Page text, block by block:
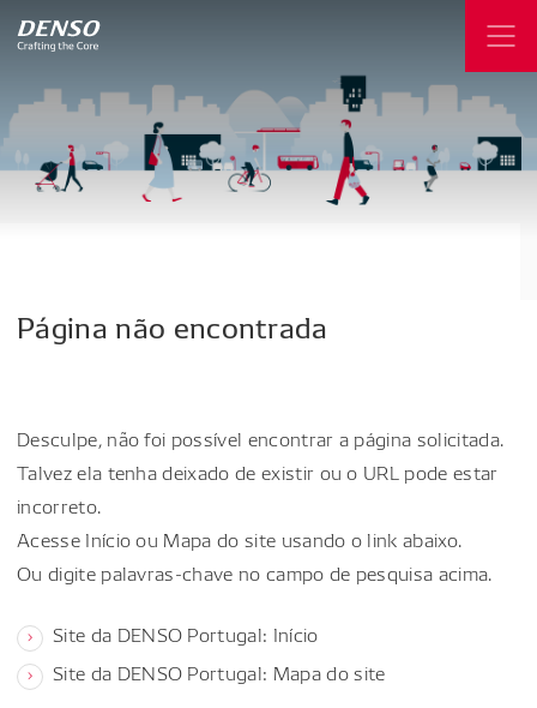
Página não encontrada
Desculpe, não foi possível encontrar a página solicitada.
Talvez ela tenha deixado de existir ou o URL pode estar
incorreto.
Acesse Início ou Mapa do site usando o link abaixo.
Ou digite palavras-chave no campo de pesquisa acima.
Site da DENSO Portugal: Início
Site da DENSO Portugal: Mapa do site